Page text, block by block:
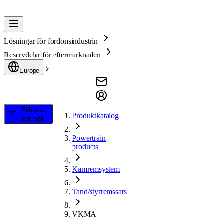
Lösningar för fordonsindustrin
Reservdelar för eftermarknaden
Europe
Filtrera
och sök
Produktkatalog
Powertrain
products
Kamremsystem
Tand/styrremssats
VKMA